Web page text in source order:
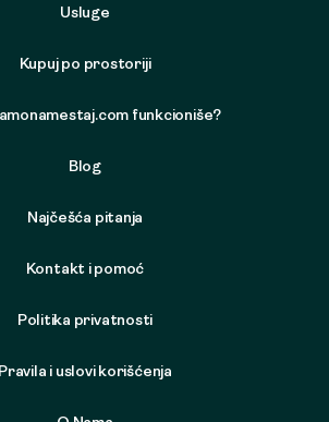
Usluge
Kupuj po prostoriji
funkcioniše?
Blog
Najčešća pitanja
Kontakt i pomoć
Politika privatnosti
Pravila i uslovi korišćenja